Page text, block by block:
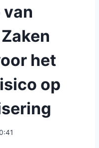
het
op